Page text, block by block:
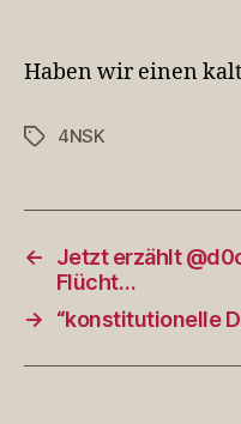
Haben wir einen
Schlagwörter
4NSK
←
Jetzt erzählt
Flücht…
→
“konstitutionelle